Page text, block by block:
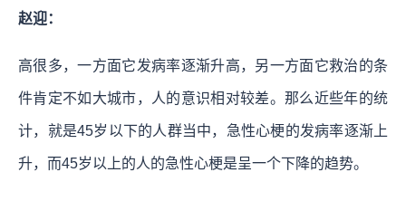
赵迎：
高很多，一方面它发病率逐渐升高，另一方面它救治的条
件肯定不如大城市，人的意识相对较差。那么近些年的统
计，就是45岁以下的人群当中，急性心梗的发病率逐渐上
升，而45岁以上的人的急性心梗是呈一个下降的趋势。